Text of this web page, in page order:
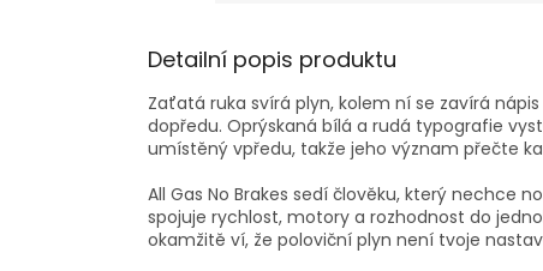
Detailní popis produktu
Zaťatá ruka svírá plyn, kolem ní se zavírá
dopředu. Oprýskaná bílá a rudá typografie
umístěný vpředu, takže jeho význam přečte
All Gas No Brakes sedí člověku, který nechce
spojuje rychlost, motory a rozhodnost do
okamžitě ví, že poloviční plyn není tvoje